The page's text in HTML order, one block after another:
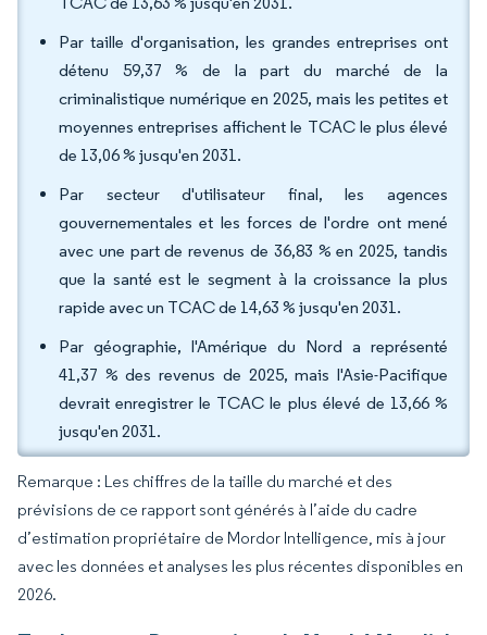
Par taille d'organisation, les grandes entreprises ont
détenu 59,37 % de la part du marché de la
criminalistique numérique en 2025, mais les petites et
moyennes entreprises affichent le TCAC le plus élevé
de 13,06 % jusqu'en 2031.
Par secteur d'utilisateur final, les agences
gouvernementales et les forces de l'ordre ont mené
avec une part de revenus de 36,83 % en 2025, tandis
que la santé est le segment à la croissance la plus
rapide avec un TCAC de 14,63 % jusqu'en 2031.
Par géographie, l'Amérique du Nord a représenté
41,37 % des revenus de 2025, mais l'Asie-Pacifique
devrait enregistrer le TCAC le plus élevé de 13,66 %
jusqu'en 2031.
Remarque : Les chiffres de la taille du marché et des
prévisions de ce rapport sont générés à l’aide du cadre
d’estimation propriétaire de Mordor Intelligence, mis à jour
avec les données et analyses les plus récentes disponibles en
2026.